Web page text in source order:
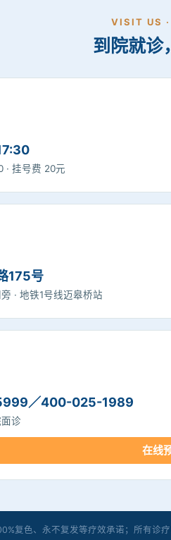
VISIT US ·
到院就诊
· 挂号费 20元
175号
· 地铁1号线迈皋桥站
／400-025-1989
诊
在线
复色、永不复发等疗效承诺；所有诊